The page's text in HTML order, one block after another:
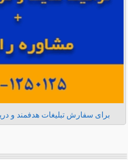
برای سفارش تبلیغات هدفمند و